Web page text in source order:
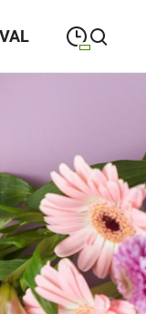
19:30
09:00—19:30
09:00—19:30
09:00— 21:00